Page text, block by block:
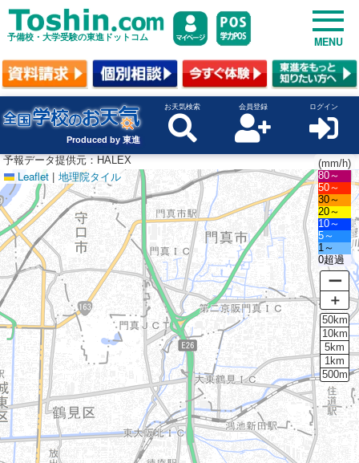
予備校・大学受験の東進ドットコム MENU
Produced by 東進
お天気検索 会員登録 ログイン
Leaflet | 地理院タイル
(mm/h)
80～
50～
30～
20～
10～
5～
1～
0超過
ー
＋
50km
10km
5km
1km
500m
予報データ提供元：HALEX